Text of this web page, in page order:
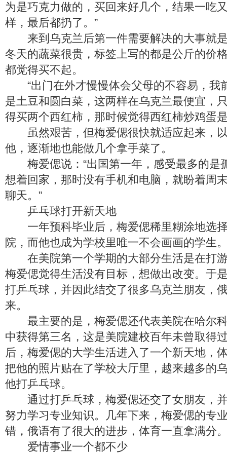
为是巧克力做的，买回来好几个，结果一吃
样，最后都扔了。”
来到乌克兰后第一件需要解决的大事就
冬天的蔬菜很贵，标签上写的都是公斤的价
都觉得买不起。
“出门在外才慢慢体会父母的不容易，我
是土豆和圆白菜，这两样在乌克兰最便宜，
得买两个西红柿，那时候觉得西红柿炒鸡蛋
虽然艰苦，但梅爱偲很快就适应起来，
他，逐渐地也能做几个拿手菜了。
梅爱偲说：“出国第一年，感受最多的是
想着回家，那时没有手机和电脑，就盼着周
聊天。”
乒乓球打开新天地
一年预科毕业后，梅爱偲稀里糊涂地选
院，而他也成为学校里唯一不会画画的学生
在美院第一个学期的大部分生活是在打
梅爱偲觉得生活没有目标，想做出改变。于
打乒乓球，并因此结交了很多乌克兰朋友，
来。
最主要的是，梅爱偲还代表美院在哈尔
中获得第三名，这是美院建校百年未曾取得
后，梅爱偲的大学生活进入了一个新天地，
把他的照片贴在了学校大厅里，越来越多的
他打乒乓球。
通过打乒乓球，梅爱偲还交了女朋友，
努力学习专业知识。几年下来，梅爱偲的专
错，俄语有了很大的进步，体育一直拿满分
爱情事业一个都不少